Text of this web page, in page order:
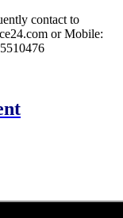
contact to
or Mobile: